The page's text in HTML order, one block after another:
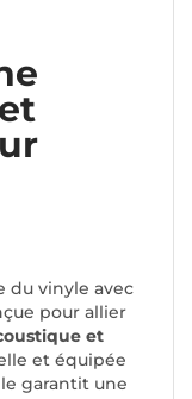
du vinyle avec
pour allier
et
et équipée
garantit une